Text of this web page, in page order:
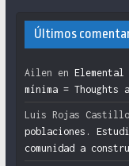
Últimos
Ailen en
mínima = Thoughts
Luis Rojas
poblaciones.
comunidad a